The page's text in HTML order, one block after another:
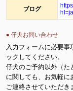
ブログ
hl=ja
● 仔犬お問い合わせ
入力フォームに必要事
ックしてください。
仔犬のご予約以外（た
に関しても、お気軽に
ご連絡させていただき